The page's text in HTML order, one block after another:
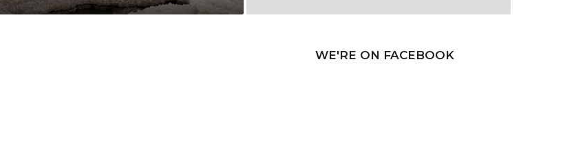
WE'RE ON FACEBOOK